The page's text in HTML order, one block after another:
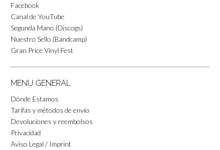
Facebook
Canal de YouTube
Segunda Mano (Discogs)
Nuestro Sello (Bandcamp)
Gran Price Vinyl Fest
MENU GENERAL
Dónde Estamos
Tarifas y métodos de envío
Devoluciones y reembolsos
Privacidad
Aviso Legal / Imprint